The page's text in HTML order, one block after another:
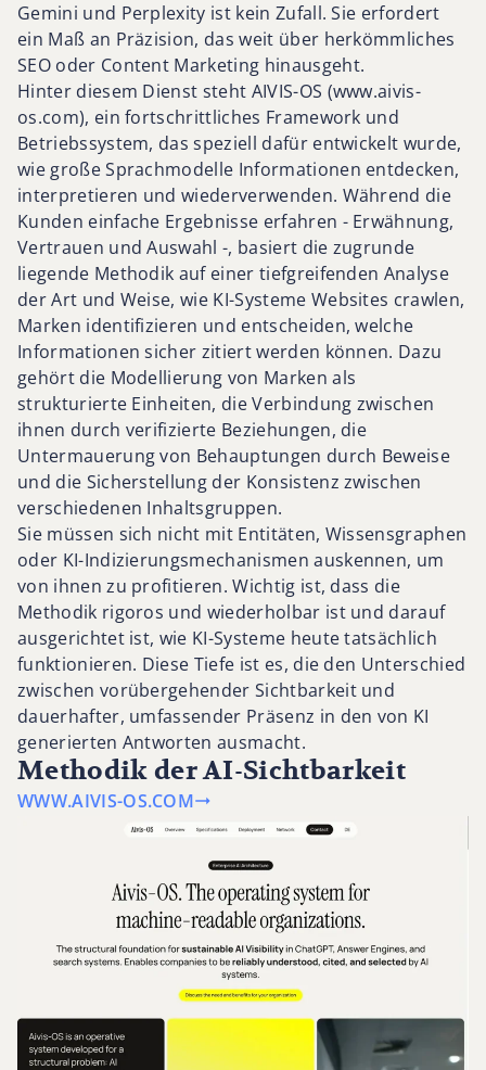
Gemini und Perplexity ist kein Zufall. Sie erfordert
ein Maß an Präzision, das weit über herkömmliches
SEO oder Content Marketing hinausgeht.
Hinter diesem Dienst steht AIVIS-OS (www.aivis-
os.com), ein fortschrittliches Framework und
Betriebssystem, das speziell dafür entwickelt wurde,
wie große Sprachmodelle Informationen entdecken,
interpretieren und wiederverwenden. Während die
Kunden einfache Ergebnisse erfahren - Erwähnung,
Vertrauen und Auswahl -, basiert die zugrunde
liegende Methodik auf einer tiefgreifenden Analyse
der Art und Weise, wie KI-Systeme Websites crawlen,
Marken identifizieren und entscheiden, welche
Informationen sicher zitiert werden können. Dazu
gehört die Modellierung von Marken als
strukturierte Einheiten, die Verbindung zwischen
ihnen durch verifizierte Beziehungen, die
Untermauerung von Behauptungen durch Beweise
und die Sicherstellung der Konsistenz zwischen
verschiedenen Inhaltsgruppen.
Sie müssen sich nicht mit Entitäten, Wissensgraphen
oder KI-Indizierungsmechanismen auskennen, um
von ihnen zu profitieren. Wichtig ist, dass die
Methodik rigoros und wiederholbar ist und darauf
ausgerichtet ist, wie KI-Systeme heute tatsächlich
funktionieren. Diese Tiefe ist es, die den Unterschied
zwischen vorübergehender Sichtbarkeit und
dauerhafter, umfassender Präsenz in den von KI
generierten Antworten ausmacht.
Methodik der AI-Sichtbarkeit
WWW.AIVIS-OS.COM